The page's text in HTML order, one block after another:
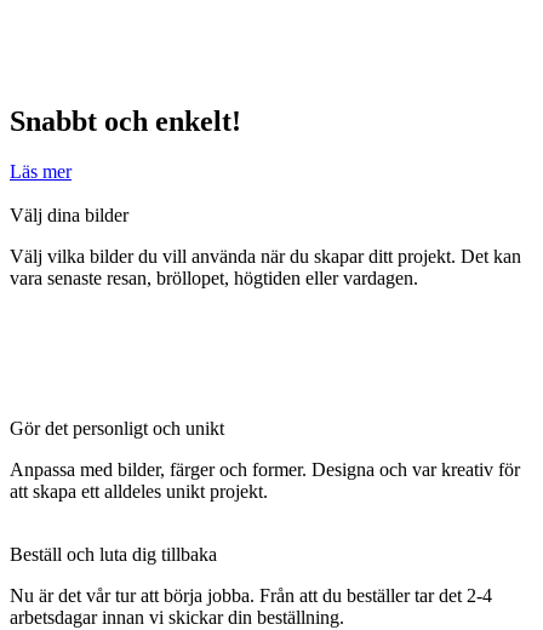
Snabbt och enkelt!
Läs mer
Välj dina bilder
Välj vilka bilder du vill använda när du skapar ditt projekt. Det kan
vara senaste resan, bröllopet, högtiden eller vardagen.
Gör det personligt och unikt
Anpassa med bilder, färger och former. Designa och var kreativ för
att skapa ett alldeles unikt projekt.
Beställ och luta dig tillbaka
Nu är det vår tur att börja jobba. Från att du beställer tar det 2-4
arbetsdagar innan vi skickar din beställning.